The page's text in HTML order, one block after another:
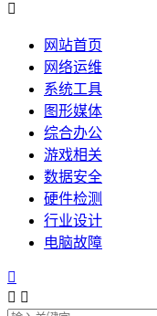

网站首页
网络运维
系统工具
图形媒体
综合办公
游戏相关
数据安全
硬件检测
行业设计
电脑故障

 